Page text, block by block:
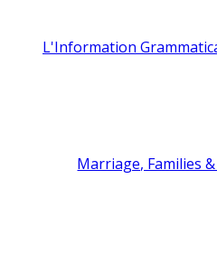
L'Information
Marriage, Families